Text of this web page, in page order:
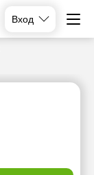
Вход